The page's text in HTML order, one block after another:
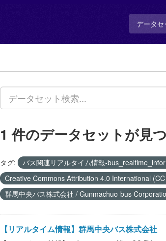
データセ
1 件のデータセットが見
タグ: バス関連リアルタイム情報-
Creative Commons Attribution 4.0 International
群馬中央バス株式会社 / Gunmachuo-bus
【リアルタイム情報】群馬中央バス株式会社